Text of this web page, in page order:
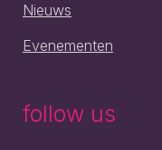
Nieuws
Evenementen
follow us